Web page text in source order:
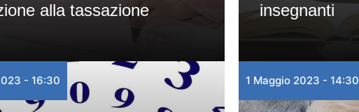
alla tassazione
insegnanti
- 16:30 1 Maggio 2023 - 14:30